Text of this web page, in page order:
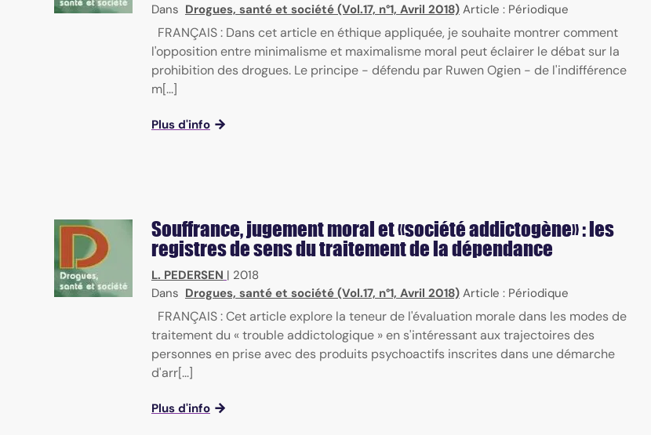
Dans Drogues, santé et société (Vol.17, n°1, Avril 2018) Article : Périodique
FRANÇAIS : Dans cet article en éthique appliquée, je souhaite montrer comment
l'opposition entre minimalisme et maximalisme moral peut éclairer le débat sur la
prohibition des drogues. Le principe - défendu par Ruwen Ogien - de l'indifférence
m[...]
Plus d'info
Souffrance, jugement moral et «société addictogène» : les
registres de sens du traitement de la dépendance
L. PEDERSEN | 2018
Dans Drogues, santé et société (Vol.17, n°1, Avril 2018) Article : Périodique
FRANÇAIS : Cet article explore la teneur de l'évaluation morale dans les modes de
traitement du « trouble addictologique » en s'intéressant aux trajectoires des
personnes en prise avec des produits psychoactifs inscrites dans une démarche
d'arr[...]
Plus d'info